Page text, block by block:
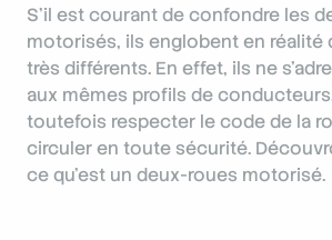
Se connecter
S’il est courant de confondre les
motorisés, ils englobent en réalité
très différents. En effet, ils ne
aux mêmes profils de
toutefois respecter le code de la
circuler en toute sécurité.
ce qu’est un deux-roues motorisé.